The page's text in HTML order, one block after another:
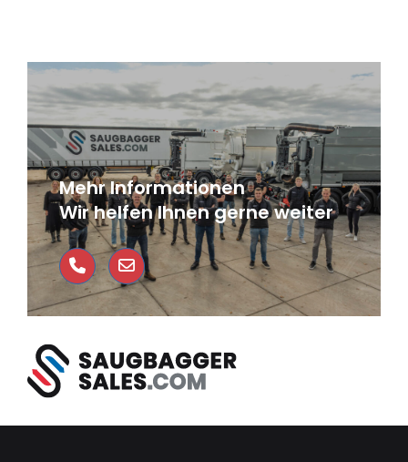
Mehr Informationen
Wir helfen Ihnen gerne weiter